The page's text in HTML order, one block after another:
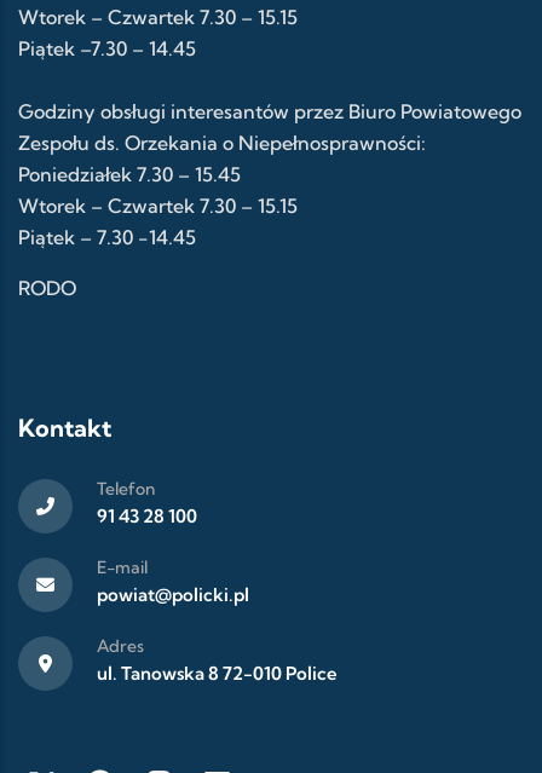
Wtorek – Czwartek 7.30 – 15.15
Piątek –7.30 – 14.45
Godziny obsługi interesantów przez Biuro Powiatowego
Zespołu ds. Orzekania o Niepełnosprawności:
Poniedziałek 7.30 – 15.45
Wtorek – Czwartek 7.30 – 15.15
Piątek – 7.30 -14.45
RODO
Kontakt
Telefon
91 43 28 100
E-mail
powiat@policki.pl
Adres
ul. Tanowska 8 72-010 Police